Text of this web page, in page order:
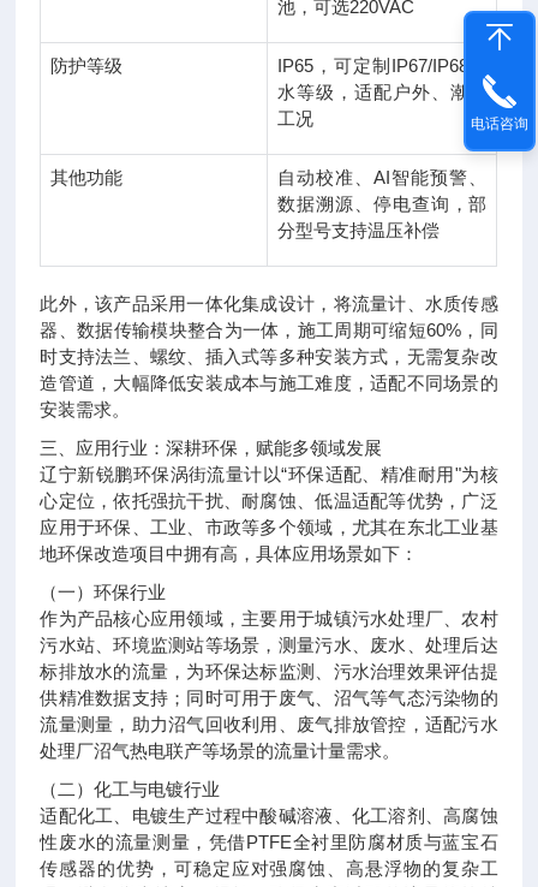
池，可选220VAC
防护等级
IP65，可定制IP67/IP68防
水等级，适配户外、潮湿
工况
其他功能
自动校准、AI智能预警、
数据溯源、停电查询，部
分型号支持温压补偿
此外，该产品采用一体化集成设计，将流量计、水质传感
器、数据传输模块整合为一体，施工周期可缩短60%，同
时支持法兰、螺纹、插入式等多种安装方式，无需复杂改
造管道，大幅降低安装成本与施工难度，适配不同场景的
安装需求。
三、应用行业：深耕环保，赋能多领域发展
辽宁新锐鹏环保涡街流量计以“环保适配、精准耐用"为核
心定位，依托强抗干扰、耐腐蚀、低温适配等优势，广泛
应用于环保、工业、市政等多个领域，尤其在东北工业基
地环保改造项目中拥有高，具体应用场景如下：
（一）环保行业
作为产品核心应用领域，主要用于城镇污水处理厂、农村
污水站、环境监测站等场景，测量污水、废水、处理后达
标排放水的流量，为环保达标监测、污水治理效果评估提
供精准数据支持；同时可用于废气、沼气等气态污染物的
流量测量，助力沼气回收利用、废气排放管控，适配污水
处理厂沼气热电联产等场景的流量计量需求。
（二）化工与电镀行业
适配化工、电镀生产过程中酸碱溶液、化工溶剂、高腐蚀
性废水的流量测量，凭借PTFE全衬里防腐材质与蓝宝石
传感器的优势，可稳定应对强腐蚀、高悬浮物的复杂工
电话咨询